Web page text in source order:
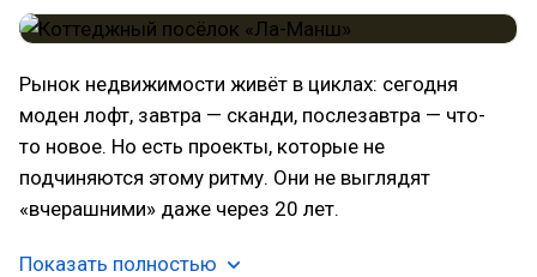
Рынок недвижимости живёт в циклах: сегодня
моден лофт, завтра — сканди, послезавтра — что-
то новое. Но есть проекты, которые не
подчиняются этому ритму. Они не выглядят
«вчерашними» даже через 20 лет.
Показать полностью